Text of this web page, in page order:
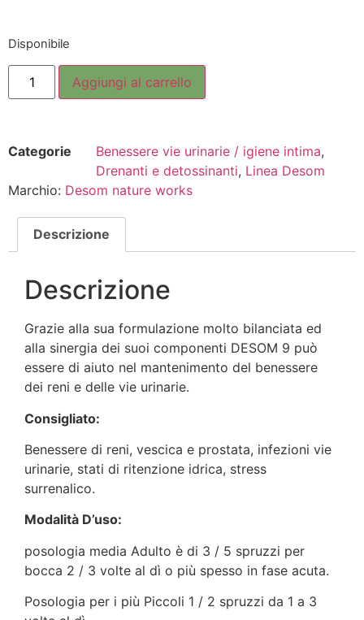
Disponibile
Aggiungi al carrello
Categorie Benessere vie urinarie / igiene intima,
Drenanti e detossinanti, Linea Desom
Marchio: Desom nature works
Descrizione
Descrizione
Grazie alla sua formulazione molto bilanciata ed
alla sinergia dei suoi componenti DESOM 9 può
essere di aiuto nel mantenimento del benessere
dei reni e delle vie urinarie.
Consigliato:
Benessere di reni, vescica e prostata, infezioni vie
urinarie, stati di ritenzione idrica, stress
surrenalico.
Modalità D’uso:
posologia media Adulto è di 3 / 5 spruzzi per
bocca 2 / 3 volte al dì o più spesso in fase acuta.
Posologia per i più Piccoli 1 / 2 spruzzi da 1 a 3